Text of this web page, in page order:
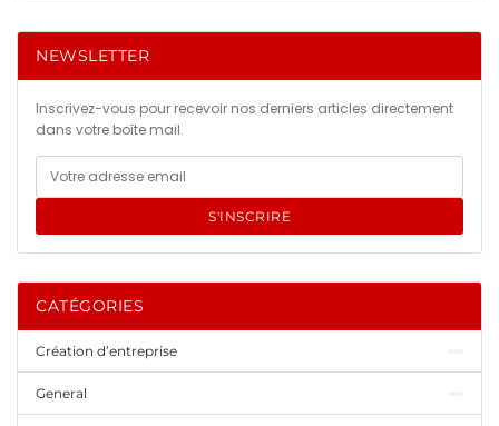
NEWSLETTER
Inscrivez-vous pour recevoir nos derniers articles directement
dans votre boîte mail.
S'INSCRIRE
CATÉGORIES
Création d’entreprise
General